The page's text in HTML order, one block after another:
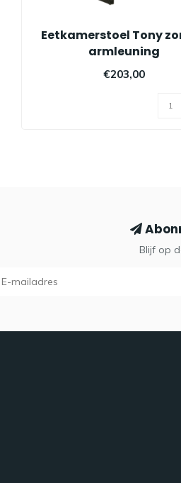
Eetkamerstoel Tony
armleuning
€203,00
Blijf op